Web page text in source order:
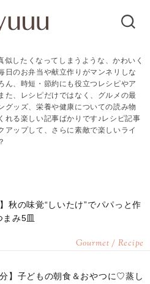
したくなってしまうような、かわいく
のお弁当や献立作りがマンネリしな
ん、時短・節約にも役立つレシピやア
た、レシピだけではなく、グルメの最
グッズ、栄養や健康についての読み物
れる楽しい記事ばかりです♪レシピ記事
アップして、さらに素敵で楽しいライ
秋の味覚“しいたけ”でパパっと作
み5皿
Gourmet / Recipe
分】子どもの朝食＆おやつに♡蒸し